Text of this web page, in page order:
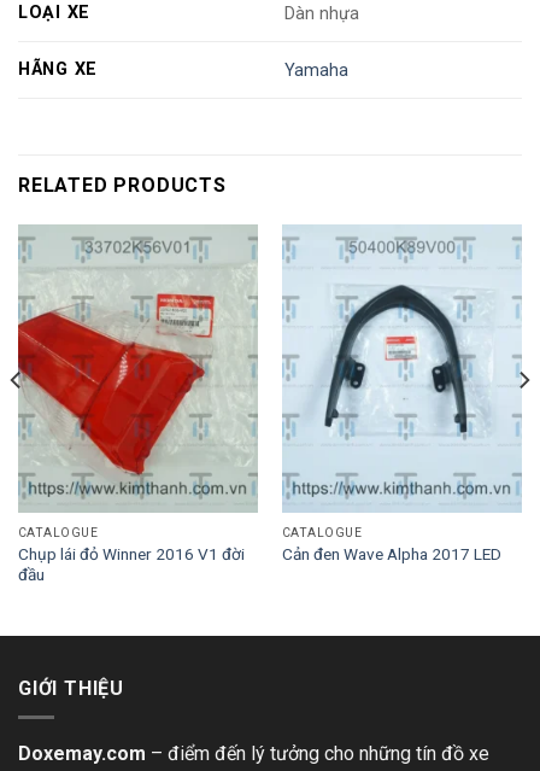
LOẠI XE Dàn nhựa
HÃNG XE Yamaha
RELATED PRODUCTS
CATALOGUE
Chụp lái đỏ Winner 2016 V1 đời
đầu
CATALOGUE
Cản đen Wave Alpha 2017 LED
GIỚI THIỆU
Doxemay.com – điểm đến lý tưởng cho những tín đồ xe